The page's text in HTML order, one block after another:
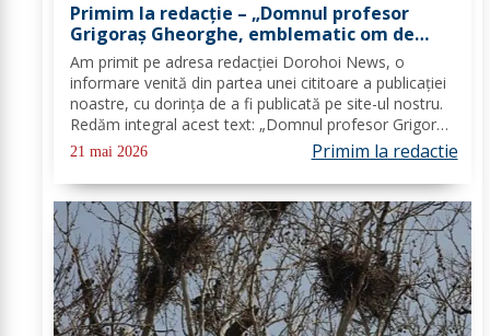
Primim la redacție – „Domnul profesor
Grigoraș Gheorghe, emblematic om de
cultură al orașului, a trecut în cele veșnice”
Am primit pe adresa redacţiei Dorohoi News, o
informare venită din partea unei cititoare a publicaţiei
noastre, cu dorința de a fi publicată pe site-ul nostru.
Redăm integral acest text: „Domnul profesor Grigoraș
Gheorghe, emblematic om de cultură al orașului, a
21 mai 2026 Primim la redactie